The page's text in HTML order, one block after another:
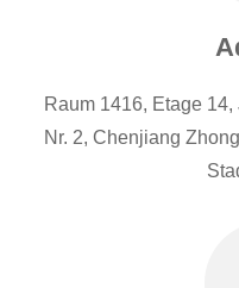
Raum 1416, Etage
Nr. 2, Chenjiang